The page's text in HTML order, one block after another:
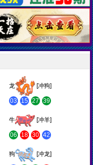
龙 [冲狗]
03 15 27 39
牛 [冲羊]
06 18 30 42
狗 [冲龙]